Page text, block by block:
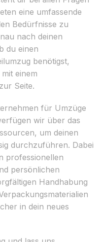
eine umfassende
Bedürfnisse zu
nach deinen
du einen
benötigst,
einem
Seite.
für Umzüge
wir über das
um deinen
durchzuführen. Dabei
professionellen
persönlichen
Handhabung
in dein neues